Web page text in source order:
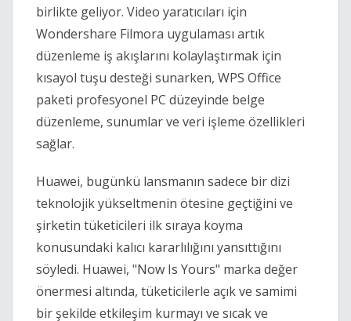
birlikte geliyor. Video yaratıcıları için
Wondershare Filmora uygulaması artık
düzenleme iş akışlarını kolaylaştırmak için
kısayol tuşu desteği sunarken, WPS Office
paketi profesyonel PC düzeyinde belge
düzenleme, sunumlar ve veri işleme özellikleri
sağlar.
Huawei, bugünkü lansmanın sadece bir dizi
teknolojik yükseltmenin ötesine geçtiğini ve
şirketin tüketicileri ilk sıraya koyma
konusundaki kalıcı kararlılığını yansıttığını
söyledi. Huawei, "Now Is Yours" marka değer
önermesi altında, tüketicilerle açık ve samimi
bir şekilde etkileşim kurmayı ve sıcak ve